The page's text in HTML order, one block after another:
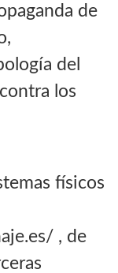
de
del
los
físicos
, de